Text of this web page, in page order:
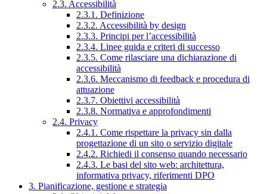
2.3. Accessibilità
2.3.1. Definizione
2.3.2. Accessibilità by design
2.3.3. Principi per l’accessibilità
2.3.4. Linee guida e criteri di successo
2.3.5. Come rilasciare una dichiarazione di
accessibilità
2.3.6. Meccanismo di feedback e procedura di
attuazione
2.3.7. Obiettivi accessibilità
2.3.8. Normativa e approfondimenti
2.4. Privacy
2.4.1. Come rispettare la privacy sin dalla
progettazione di un sito o servizio digitale
2.4.2. Richiedi il consenso quando necessario
2.4.3. Le basi del sito web: architettura,
informativa privacy, riferimenti DPO
3. Pianificazione, gestione e strategia